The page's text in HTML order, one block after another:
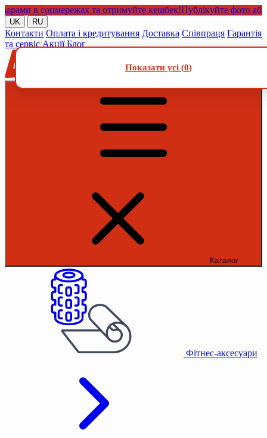
в соцмережах та отримуйте кешбек!Публікуйте фото або
UK RU
Контакти Оплата і кредитування Доставка Співпраця Гарантія
та сервіс Акції Блог
Каталог
Фітнес-аксесуари
Показати усі (0)